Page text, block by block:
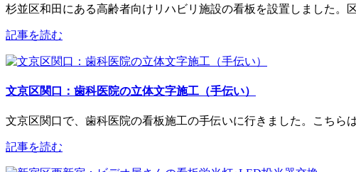
杉並区和田にある高齢者向けリハビリ施設の看板を設置しました。
記事を読む
文京区関口：歯科医院の立体文字施工（手伝い）
文京区関口で、歯科医院の看板施工の手伝いに行きました。こち
記事を読む